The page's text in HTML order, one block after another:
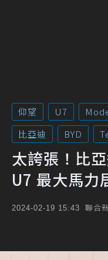
仰望 U7
比亞迪
BYD
太誇張！比
U7 最大馬力
2024-02-19 15:43 聯合